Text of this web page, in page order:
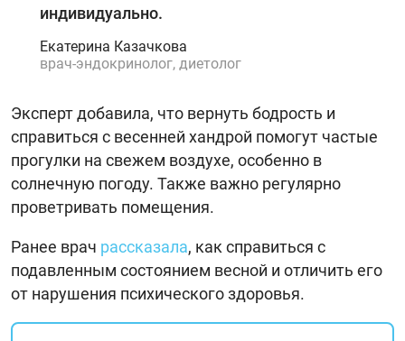
индивидуально.
Екатерина Казачкова
врач-эндокринолог, диетолог
Эксперт добавила, что вернуть бодрость и
справиться с весенней хандрой помогут частые
прогулки на свежем воздухе, особенно в
солнечную погоду. Также важно регулярно
проветривать помещения.
Ранее врач рассказала, как справиться с
подавленным состоянием весной и отличить его
от нарушения психического здоровья.